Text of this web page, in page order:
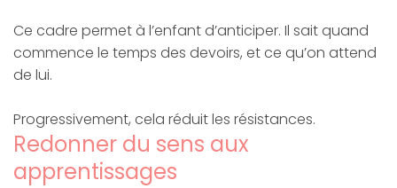
Ce cadre permet à l’enfant d’anticiper. Il sait quand
commence le temps des devoirs, et ce qu’on attend
de lui.
Progressivement, cela réduit les résistances.
Redonner du sens aux
apprentissages